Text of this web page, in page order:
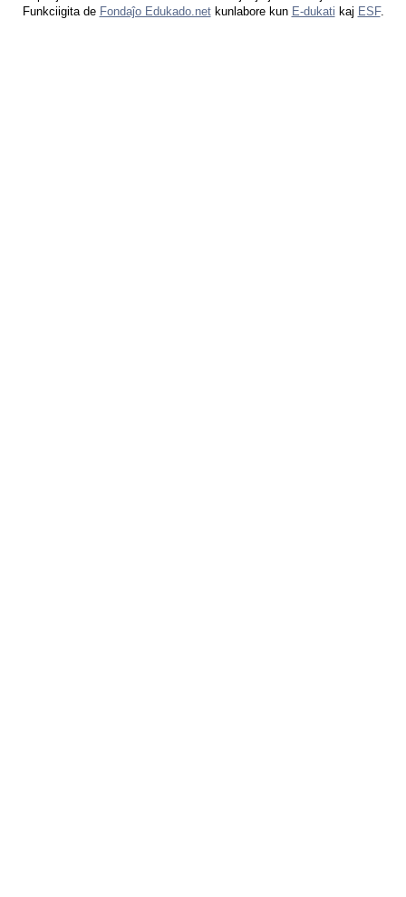
Funkciigita de Fondaĵo Edukado.netkunlabore kun E-dukati kaj ESF.